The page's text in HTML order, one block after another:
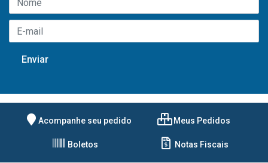
Acompanhe seu pedido Meus Pedidos
Boletos Notas Fiscais